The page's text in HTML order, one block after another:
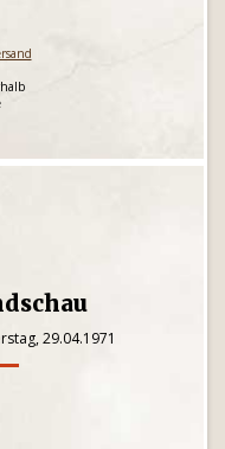
29.04.1971